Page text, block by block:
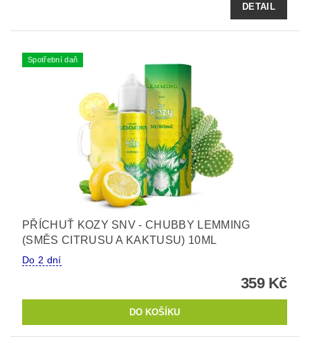
DETAIL
Spotřební daň
PŘÍCHUŤ KOZY SNV - CHUBBY LEMMING
(SMĚS CITRUSU A KAKTUSU) 10ML
Do 2 dní
359 Kč